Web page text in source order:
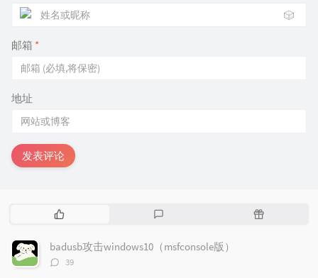
🎲
邮箱 *
地址
发表评论
热
文
章
评
随
badusb攻击windows10（msfconsole版）
评
39